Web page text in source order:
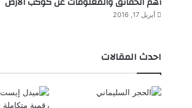
أبريل 17, 2016
احدث المقالات